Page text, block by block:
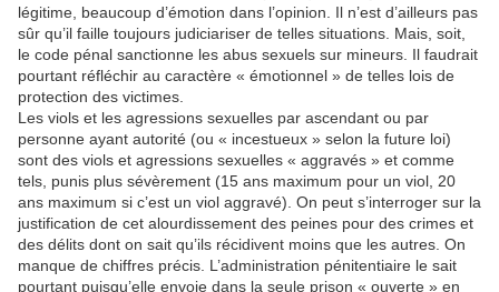
légitime, beaucoup d’émotion dans l’opinion. Il n’est d’ailleurs pas
sûr qu’il faille toujours judiciariser de telles situations. Mais, soit,
le code pénal sanctionne les abus sexuels sur mineurs. Il faudrait
pourtant réfléchir au caractère « émotionnel » de telles lois de
protection des victimes.
Les viols et les agressions sexuelles par ascendant ou par
personne ayant autorité (ou « incestueux » selon la future loi)
sont des viols et agressions sexuelles « aggravés » et comme
tels, punis plus sévèrement (15 ans maximum pour un viol, 20
ans maximum si c’est un viol aggravé). On peut s’interroger sur la
justification de cet alourdissement des peines pour des crimes et
des délits dont on sait qu’ils récidivent moins que les autres. On
manque de chiffres précis. L’administration pénitentiaire le sait
pourtant puisqu’elle envoie dans la seule prison « ouverte » en